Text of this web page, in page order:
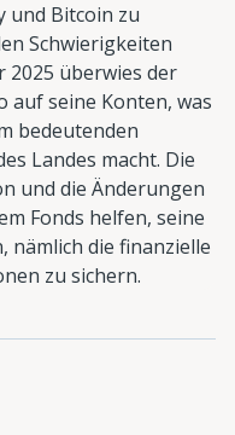
und Bitcoin zu
Schwierigkeiten
2025 überwies der
auf seine Konten, was
bedeutenden
Landes macht. Die
und die Änderungen
Fonds helfen, seine
die finanzielle
zu sichern.